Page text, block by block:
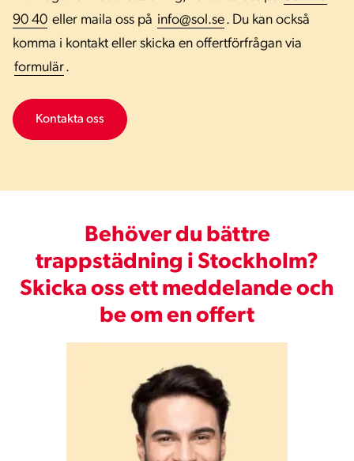
90 40 eller maila oss på info@sol.se. Du kan också
komma i kontakt eller skicka en offertförfrågan via
formulär.
Kontakta oss
Behöver du bättre
trappstädning i Stockholm?
Skicka oss ett meddelande och
be om en offert